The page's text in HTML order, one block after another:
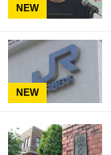
NEW
NEW